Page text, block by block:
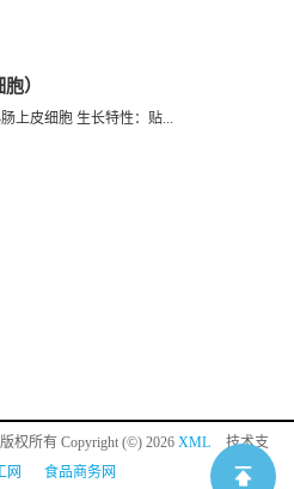
）
上皮细胞 生长特性：贴...
版权所有 Copyright (©) 2026 XML
技术支
网 食品商务网